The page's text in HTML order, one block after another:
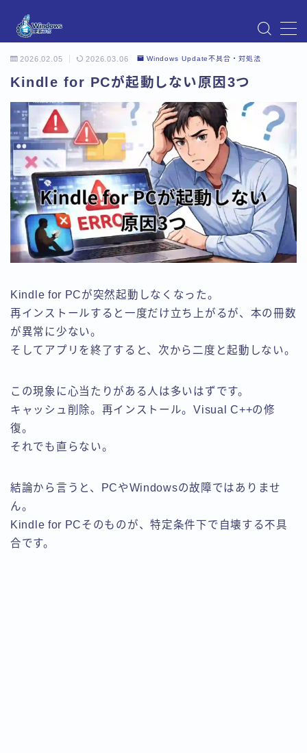
Instagram
Windows Updateの不具合・エラー対処法まとめ
Windows Update不具合・対処法
アクセス
お問い合わせ
デモプリセット記事 Part07
トップページ
プライバシーポリシー
プロフィール
メニュー
利用規約／特定商取引法に基づく表記
有料記事の決済完了ページ
2026.02.05 2026.03.06 Windows Update不具合・対処法
Kindle for PCが起動しない原因3つ
Kindle for PCが突然起動しなくなった。
再インストールすると一度だけ立ち上がるが、本の冊数
が異常に少ない。
そしてアプリを終了すると、次から二度と起動しない。
この現象に心当たりがある人は多いはずです。
キャッシュ削除。再インストール。Visual C++の修
復。
それでも直らない。
結論から言うと、PCやWindowsの故障ではありませ
ん。
Kindle for PCそのものが、特定条件下で自壊する不具
合です。